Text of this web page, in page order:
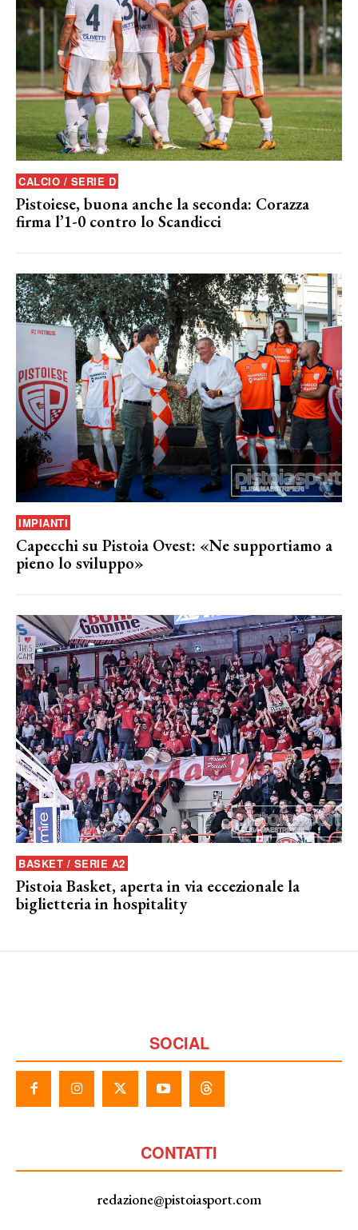
CALCIO / SERIE D
Pistoiese, buona anche la seconda: Corazza
firma l’1-0 contro lo Scandicci
IMPIANTI
Capecchi su Pistoia Ovest: «Ne supportiamo a
pieno lo sviluppo»
BASKET / SERIE A2
Pistoia Basket, aperta in via eccezionale la
biglietteria in hospitality
SOCIAL
CONTATTI
redazione@pistoiasport.com